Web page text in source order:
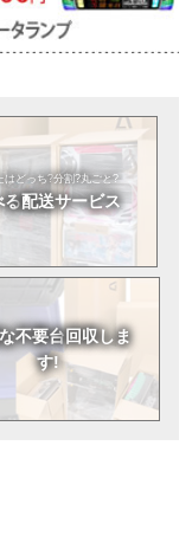
はどっち?分割?丸ごと?
る配送サービス
不要台回収しま
す!